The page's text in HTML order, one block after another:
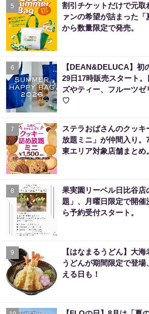
5
割引チケットだけで元取
ァンの希望が詰まった「
から数量限定で発売。
6
【DEAN&DELUCA】初
29日17時販売スタート
ズやティー、フルーツ
♡
7
ステラおばさんのクッ
放題ミニ」が仲間入り。
東エリア対象店舗まとめ。
8
果実園リーベル日比谷店
題」、月曜日限定で開催
ら予約受付スタート。
9
【はなまるうどん】大
うどんが期間限定で登
える日も！